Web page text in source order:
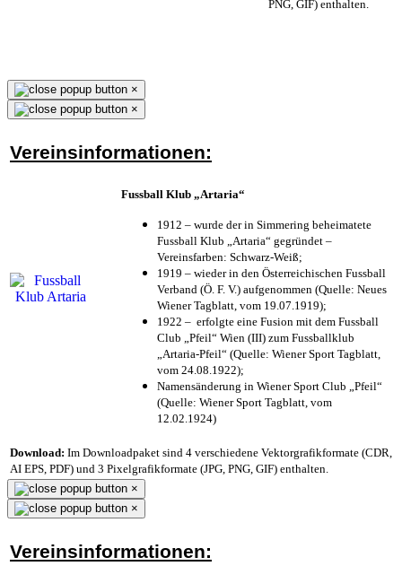
PNG, GIF) enthalten.
×
×
Vereinsinformationen:
Fussball Klub „Artaria“
1912 – wurde der in Simmering beheimatete
Fussball Klub „Artaria“ gegründet –
Vereinsfarben: Schwarz-Weiß;
1919 – wieder in den Österreichischen Fussball
Verband (Ö. F. V.) aufgenommen (Quelle: Neues
Wiener Tagblatt, vom 19.07.1919);
1922 – erfolgte eine Fusion mit dem Fussball
Club „Pfeil“ Wien (III) zum Fussballklub
„Artaria-Pfeil“ (Quelle: Wiener Sport Tagblatt,
vom 24.08.1922);
Namensänderung in Wiener Sport Club „Pfeil“
(Quelle: Wiener Sport Tagblatt, vom
12.02.1924)
Download: Im Downloadpaket sind 4 verschiedene Vektorgrafikformate (CDR,
AI EPS, PDF) und 3 Pixelgrafikformate (JPG, PNG, GIF) enthalten.
×
×
Vereinsinformationen: